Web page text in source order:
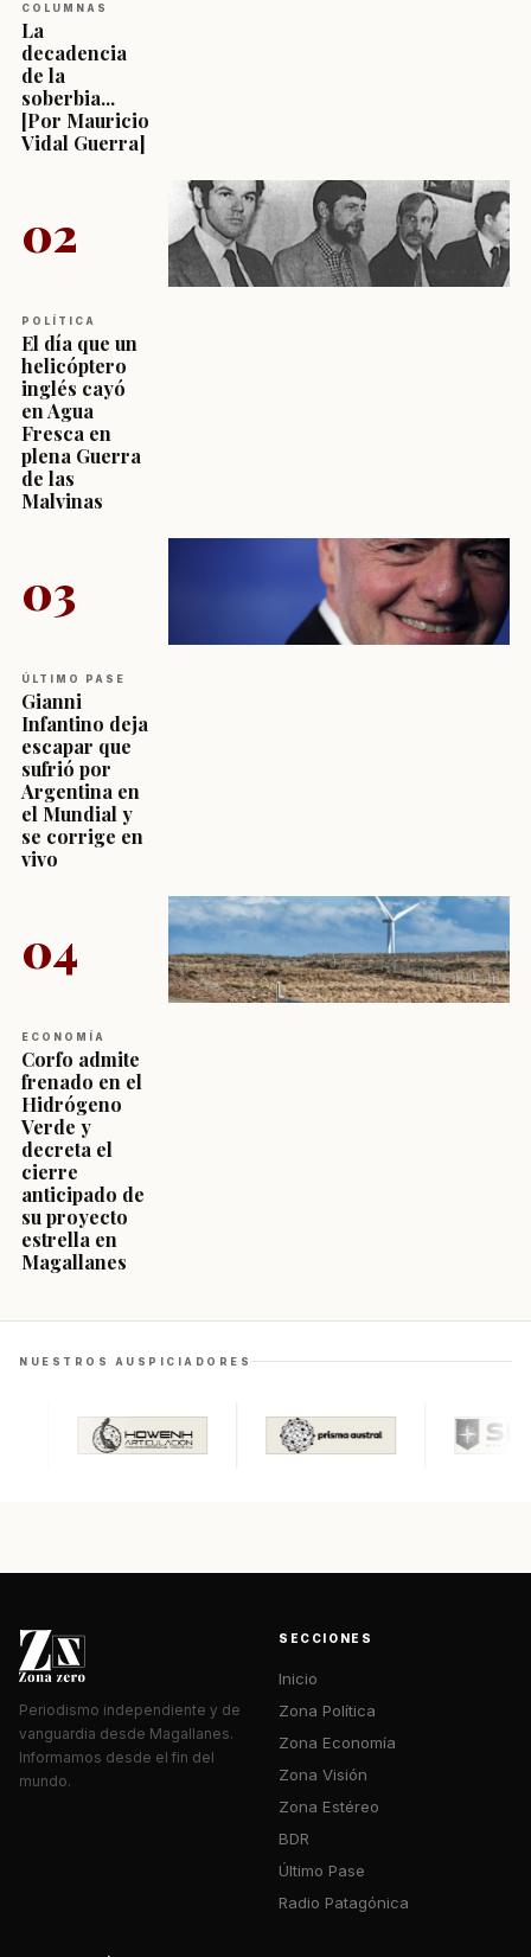
COLUMNAS
La
decadencia
de la
soberbia...
[Por Mauricio
Vidal Guerra]
02
POLÍTICA
El día que un
helicóptero
inglés cayó
en Agua
Fresca en
plena Guerra
de las
Malvinas
03
ÚLTIMO PASE
Gianni
Infantino deja
escapar que
sufrió por
Argentina en
el Mundial y
se corrige en
vivo
04
ECONOMÍA
Corfo admite
frenado en el
Hidrógeno
Verde y
decreta el
cierre
anticipado de
su proyecto
estrella en
Magallanes
NUESTROS AUSPICIADORES
Periodismo independiente y de
vanguardia desde Magallanes.
Informamos desde el fin del
mundo.
SECCIONES
Inicio
Zona Política
Zona Economía
Zona Visión
Zona Estéreo
BDR
Último Pase
Radio Patagónica